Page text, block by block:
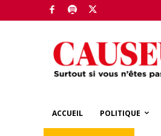
ACCUEIL POLITIQUE